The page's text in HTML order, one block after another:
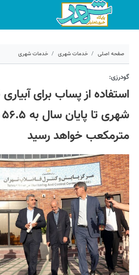
صفحه اصلی خدمات شهری خدمات شهری
۸ شهریور ۱۴۰۴ - ۱۰:۱۶
کد مطلب: 71749
گودرزی:
استفاده از پساب برای
مترمکعب خواهد رسید